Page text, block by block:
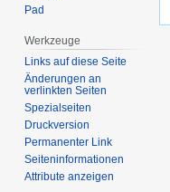
Pad
Werkzeuge
Links auf diese Seite
Änderungen an
verlinkten Seiten
Spezialseiten
Druckversion
Permanenter Link
Seiten­­informationen
Attribute anzeigen